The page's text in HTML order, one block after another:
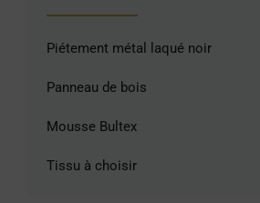
Piétement métal laqué noir
Panneau de bois
Mousse Bultex
Tissu à choisir